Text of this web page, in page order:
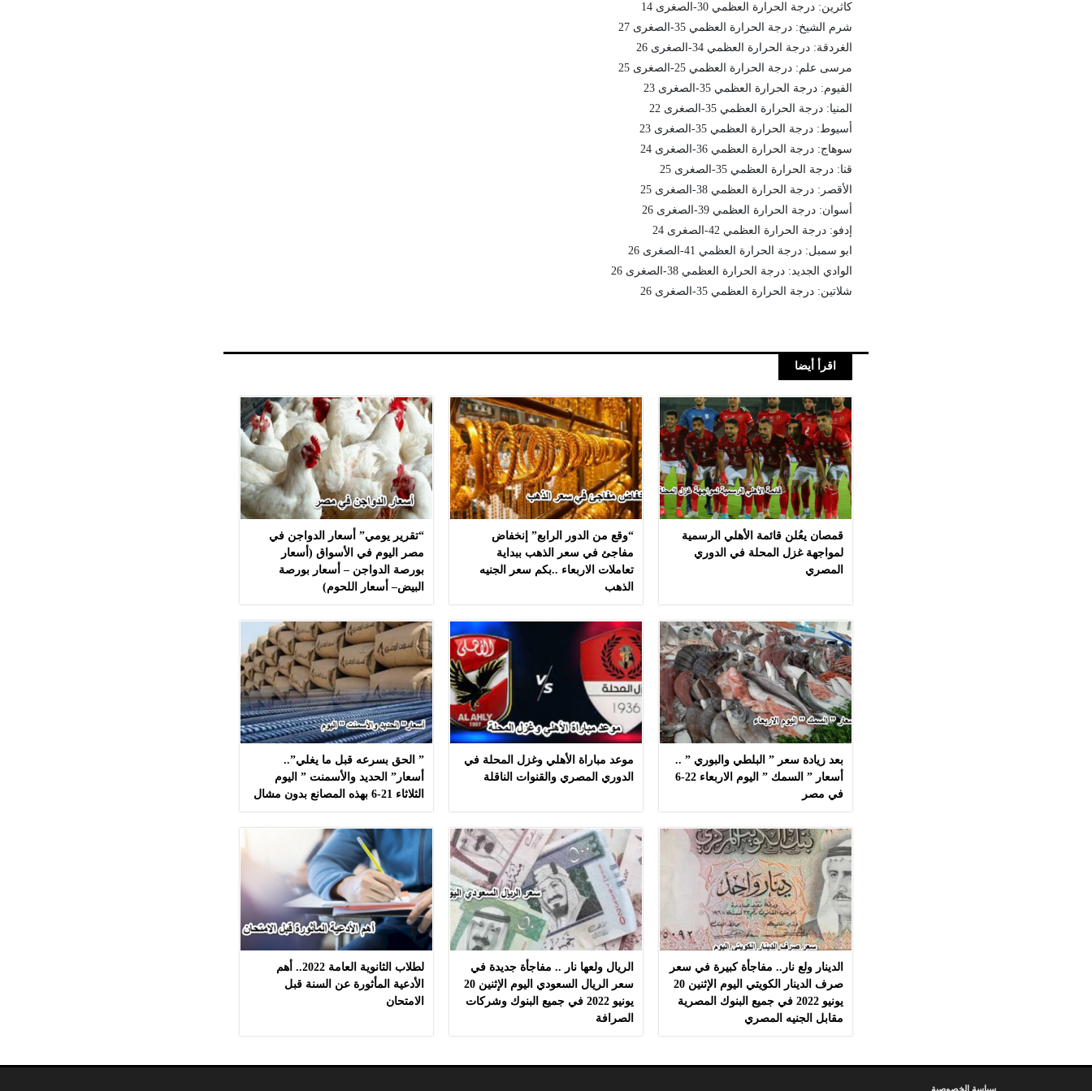
كاثرين: درجة الحرارة العظمي 30-الصغرى 14
شرم الشيخ: درجة الحرارة العظمي 35-الصغرى 27
الغردقة: درجة الحرارة العظمي 34-الصغرى 26
مرسى علم: درجة الحرارة العظمي 25-الصغرى 25
الفيوم: درجة الحرارة العظمي 35-الصغرى 23
المنيا: درجة الحرارة العظمي 35-الصغرى 22
أسيوط: درجة الحرارة العظمي 35-الصغرى 23
سوهاج: درجة الحرارة العظمي 36-الصغرى 24
قنا: درجة الحرارة العظمي 35-الصغرى 25
الأقصر: درجة الحرارة العظمي 38-الصغرى 25
أسوان: درجة الحرارة العظمي 39-الصغرى 26
إدفو: درجة الحرارة العظمي 42-الصغرى 24
ابو سمبل: درجة الحرارة العظمي 41-الصغرى 26
الوادي الجديد: درجة الحرارة العظمي 38-الصغرى 26
شلاتين: درجة الحرارة العظمي 35-الصغرى 26
اقرأ أيضا
قمصان يعُلن قائمة الأهلي الرسمية
لمواجهة غزل المحلة في الدوري
المصري
“وقع من الدور الرابع” إنخفاض
مفاجئ في سعر الذهب ببداية
تعاملات الاربعاء ..بكم سعر الجنيه
الذهب
“تقرير يومي” أسعار الدواجن في
مصر اليوم في الأسواق (أسعار
بورصة الدواجن – أسعار بورصة
البيض– أسعار اللحوم)
بعد زيادة سعر ” البلطي والبوري ” ..
أسعار ” السمك ” اليوم الاربعاء 22-6
في مصر
موعد مباراة الأهلي وغزل المحلة في
الدوري المصري والقنوات الناقلة
” الحق بسرعه قبل ما يغلي”..
أسعار” الحديد والأسمنت ” اليوم
الثلاثاء 21-6 بهذه المصانع بدون مشال
الدينار ولع نار.. مفاجأة كبيرة في سعر
صرف الدينار الكويتي اليوم الإثنين 20
يونيو 2022 في جميع البنوك المصرية
مقابل الجنيه المصري
الريال ولعها نار .. مفاجأة جديدة في
سعر الريال السعودي اليوم الإثنين 20
يونيو 2022 في جميع البنوك وشركات
الصرافة
لطلاب الثانوية العامة 2022.. أهم
الأدعية المأثورة عن السنة قبل
الامتحان
سياسة الخصوصية